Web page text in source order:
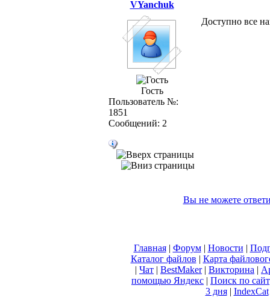
VYanchuk
Гость
Пользователь №:
1851
Сообщений: 2
Доступно все
Вы не можете
Главная| Форум| Новости |
Каталог файлов | Карта
| Чат | BestMaker| Викторина |
помощью Яндекс | Поиск по
3 дня| IndexCat